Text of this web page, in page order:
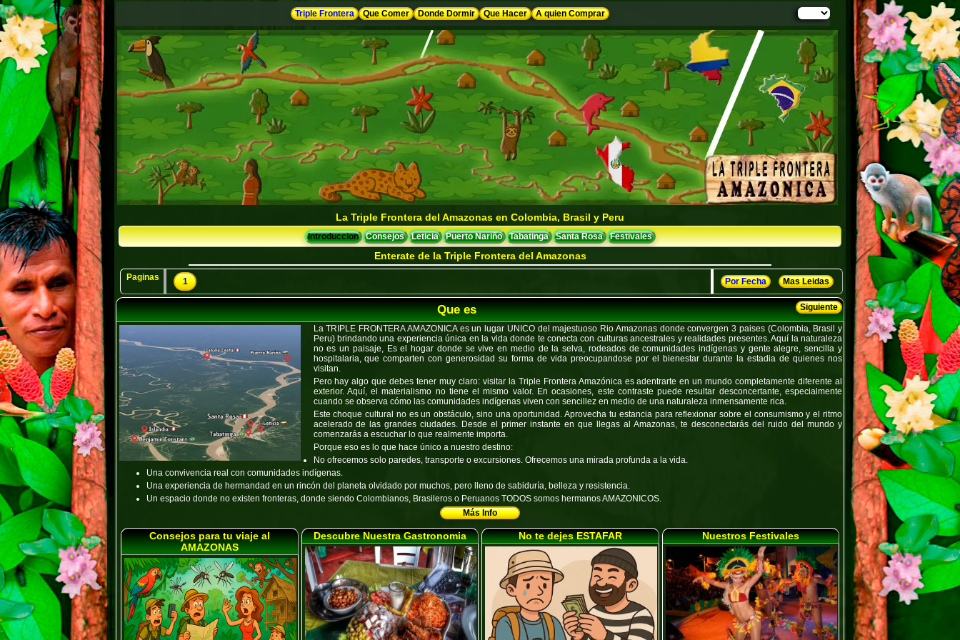
Triple Frontera Que Comer Donde Dormir Que Hacer A quien Comprar
La Triple Frontera del Amazonas en Colombia, Brasil y Peru
Introduccion Consejos Leticia Puerto Nariño Tabatinga Santa Rosa Festivales
Enterate de la Triple Frontera del Amazonas
Paginas 1 Por Fecha Mas Leidas
Siguiente
Que es
La TRIPLE FRONTERA AMAZONICA es un lugar UNICO del majestuoso Rio Amazonas donde convergen 3 paises (Colombia, Brasil y
Peru) brindando una experiencia única en la vida donde te conecta con culturas ancestrales y realidades presentes. Aquí la naturaleza
no es un paisaje, Es el hogar donde se vive en medio de la selva, rodeados de comunidades indígenas y gente alegre, sencilla y
hospitalaria, que comparten con generosidad su forma de vida preocupandose por el bienestar durante la estadia de quienes nos
visitan.
Pero hay algo que debes tener muy claro: visitar la Triple Frontera Amazónica es adentrarte en un mundo completamente diferente al
exterior. Aquí, el materialismo no tiene el mismo valor. En ocasiones, este contraste puede resultar desconcertante, especialmente
cuando se observa cómo las comunidades indígenas viven con sencillez en medio de una naturaleza inmensamente rica.
Este choque cultural no es un obstáculo, sino una oportunidad. Aprovecha tu estancia para reflexionar sobre el consumismo y el ritmo
acelerado de las grandes ciudades. Desde el primer instante en que llegas al Amazonas, te desconectarás del ruido del mundo y
comenzarás a escuchar lo que realmente importa.
Porque eso es lo que hace único a nuestro destino:
No ofrecemos solo paredes, transporte o excursiones. Ofrecemos una mirada profunda a la vida.
Una convivencia real con comunidades indígenas.
Una experiencia de hermandad en un rincón del planeta olvidado por muchos, pero lleno de sabiduría, belleza y resistencia.
Un espacio donde no existen fronteras, donde siendo Colombianos, Brasileros o Peruanos TODOS somos hermanosAMAZONICOS.
Más Info
Consejos para tu viaje al
AMAZONAS
Descubre Nuestra Gastronomia No te dejes ESTAFAR Nuestros Festivales